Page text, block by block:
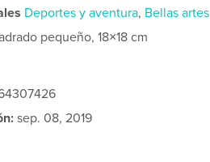
Deportes y aventura, Bellas artes
pequeño, 18×18 cm
sep. 08, 2019